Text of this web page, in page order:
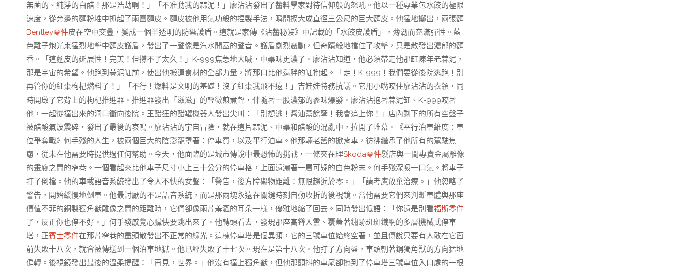
無菌的、純淨的白醋！那是浩劫啊！」「不准動我的蒜泥！」廖沾沾發出了醬料學家對待信仰般的怒吼。他以一種專業包水餃的極限
速度，從旁邊的麵粉堆中抓起了兩團麵皮。麵皮被他用氣功般的捏製手法，瞬間擴大成直徑三公尺的巨大麵皮。他猛地擲出，兩張麵
Bentley零件皮在空中交疊，變成一個半透明的防禦護盾。這就是家傳《沾醬秘笈》中記載的「水餃皮護盾」，薄韌而充滿彈性。藍
色離子炮光束猛烈地擊中麵皮護盾，發出了一聲像是汽水開蓋的聲音。護盾劇烈震動，但奇蹟般地擋住了攻擊，只是散發出濃郁的麵
香。「這麵皮的延展性！完美！但撐不了太久！」K-999焦急地大喊，中藥味更濃了。廖沾沾知道，他必須帶走他那缸陳年老蒜泥，
那是宇宙的希望。他跑到蒜泥缸前，使出他搬運食材的全部力量，將那口比他還胖的缸抱起。「走！K-999！我們要從後院逃跑！別
再管你的紅棗枸杞燃料了！」「不行！燃料是文明的基礎！沒了紅棗我飛不遠！」吉娃娃特務抗議。它用小嘴咬住廖沾沾的衣領，同
時開啟了它背上的枸杞推進器。推進器發出「滋滋」的輕微煎煮聲，伴隨著一股濃郁的蔘味爆發。廖沾沾抱著蒜泥缸、K-999咬著
他，一起從撞出來的洞口衝向後院。王醋狂的醋罐機器人發出尖叫：「別想逃！醬油黨餘孽！我會追上你！」店內剩下的所有空盤子
被醋酸氣波震碎，發出了最後的哀鳴。廖沾沾的宇宙冒險，就在這片蒜泥、中藥和醋酸的混亂中，拉開了帷幕。《平行泊車維度：車
位爭奪戰》何手殘的人生，被兩個巨大的陰影籠罩著：停車費，以及平行泊車。他那輛老舊的掀背車，彷彿繼承了他所有的駕駛焦
慮，從未在他需要時提供過任何幫助。今天，他面臨的是城市傳說中最恐怖的挑戰，一條夾在理Skoda零件髮店與一間專賣金屬雕像
的畫廊之間的窄巷。一個看起來比他車子尺寸小上三十公分的停車格，上面還灑著一層可疑的白色粉末。何手殘深吸一口氣。將車子
打了倒檔。他的車載語音系統發出了令人不快的女聲：「警告，後方障礙物距離：無限趨近於零。」「請考慮放棄治療。」他忽略了
警告，開始緩慢地倒車。他最討厭的不是語音系統，而是那兩塊永遠在關鍵時刻自動收折的後視鏡。當他需要它們來判斷車體與那座
價值不菲的銅製獨角獸雕像之間的距離時，它們卻像兩片羞澀的耳朵一樣，優雅地縮了回去。同時發出低語：「你還是別看福斯零件
了，反正你也停不好。」何手殘感覺心臟快要跳出來了。他轉頭看去，發現那座高聳入雲、覆蓋著鏽跡斑斑鐵網的多層機械式停車
塔，正賓士零件在那片窄巷的盡頭散發出不正常的綠光。這棟停車塔是個異類，它的三號車位始終空著，並且傳說只要有人敢在它面
前失敗十八次，就會被傳送到一個泊車地獄。他已經失敗了十七次。現在是第十八次。他打了方向盤，車頭朝著銅獨角獸的方向猛地
偏轉。後視鏡發出最後的溫柔提醒：「再見，世界。」他沒有撞上獨角獸，但他那顫抖的車尾卻擦到了停車塔三號車位入口處的一根